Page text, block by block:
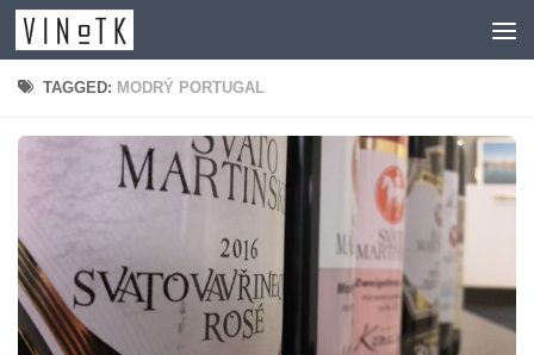
Skip to content
TAGGED: MODRÝ PORTUGAL